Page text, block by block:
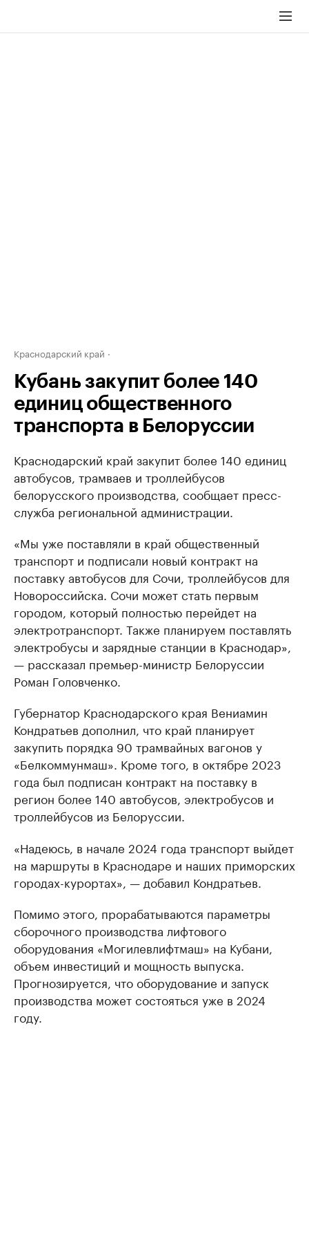
Краснодарский край
Кубань закупит более 140
единиц общественного
транспорта в Белоруссии
Краснодарский край закупит более 140 единиц
автобусов, трамваев и троллейбусов
белорусского производства, сообщает пресс-
служба региональной администрации.
«Мы уже поставляли в край общественный
транспорт и подписали новый контракт на
поставку автобусов для Сочи, троллейбусов для
Новороссийска. Сочи может стать первым
городом, который полностью перейдет на
электротранспорт. Также планируем поставлять
электробусы и зарядные станции в Краснодар»,
— рассказал премьер-министр Белоруссии
Роман Головченко.
Губернатор Краснодарского края Вениамин
Кондратьев дополнил, что край планирует
закупить порядка 90 трамвайных вагонов у
«Белкоммунмаш». Кроме того, в октябре 2023
года был подписан контракт на поставку в
регион более 140 автобусов, электробусов и
троллейбусов из Белоруссии.
«Надеюсь, в начале 2024 года транспорт выйдет
на маршруты в Краснодаре и наших приморских
городах-курортах», — добавил Кондратьев.
Помимо этого, прорабатываются параметры
сборочного производства лифтового
оборудования «Могилевлифтмаш» на Кубани,
объем инвестиций и мощность выпуска.
Прогнозируется, что оборудование и запуск
производства может состояться уже в 2024
году.